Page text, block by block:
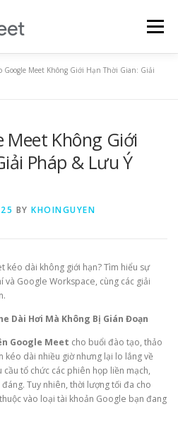
Menu
PREMIUM GOOGLE ONE
Google Meet Không Giới Hạn Thời Gian: Giải
Meet Không Giới
Pháp & Lưu Ý
BY KHOINGUYEN
kéo dài không giới hạn? Tìm hiểu sự
và Google Workspace, cùng các giải
Dài Hơi Mà Không Bị Gián Đoạn
Google Meet cho buổi đào tạo, thảo
kéo dài nhiều giờ nhưng lại lo lắng về
cầu tổ chức các phiên họp liền mạch,
Tuy nhiên, thời lượng tối đa cho
vào loại tài khoản Google bạn đang